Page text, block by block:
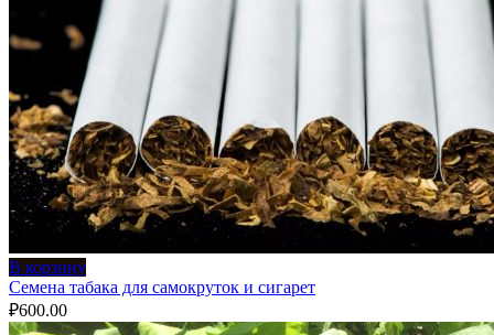
В корзину
Семена табака для самокруток и сигарет
₽600.00